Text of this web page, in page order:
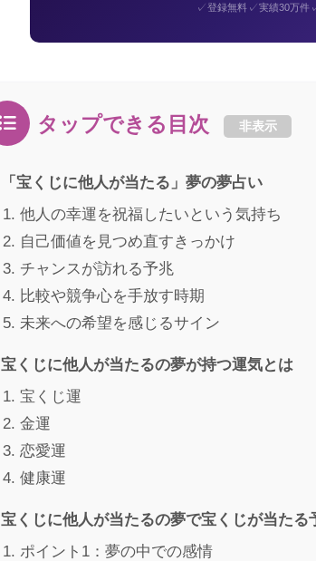
✓登録無料✓実績30万件
タップできる目次 非表示
「宝くじに他人が当たる」夢の夢占い
他人の幸運を祝福したいという気持ち
自己価値を見つめ直すきっかけ
チャンスが訪れる予兆
比較や競争心を手放す時期
未来への希望を感じるサイン
宝くじに他人が当たるの夢が持つ運気とは
宝くじ運
金運
恋愛運
健康運
宝くじに他人が当たるの夢で宝くじが当たる
ポイント1：夢の中での感情